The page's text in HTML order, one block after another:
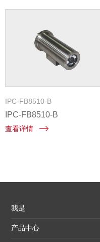
IPC-FB8510-B
IPC-FB8510-B
查看详情
我是
产品中心